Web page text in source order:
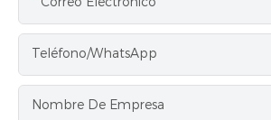
Teléfono/WhatsApp
Nombre De Empresa